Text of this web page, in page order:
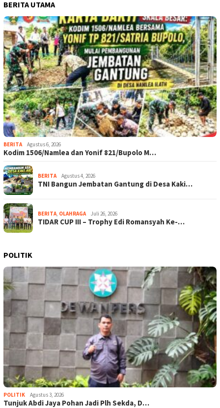
BERITA UTAMA
BERITA Agustus 6, 2026
Kodim 1506/Namlea dan Yonif 821/Bupolo M…
BERITA Agustus 4, 2026
TNI Bangun Jembatan Gantung di Desa Kaki…
BERITA, OLAHRAGA Juli 26, 2026
TIDAR CUP III – Trophy Edi Romansyah Ke-…
POLITIK
POLITIK Agustus 3, 2026
Tunjuk Abdi Jaya Pohan Jadi Plh Sekda, D…